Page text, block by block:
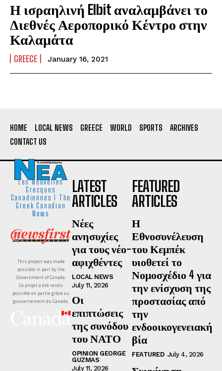
Η ισραηλινή Elbit αναλαμβάνει το
Διεθνές Αεροπορικό Κέντρο στην
Καλαμάτα
GREECE January 16, 2021
HOME LOCAL NEWS GREECE WORLD SPORTS
ARCHIVES
CONTACT US
Les Nouvelles
Grecques
Canadiennes I The
Greek Canadian
News
This project was made
possible in part by the
Government of Canada.
Ce projet a été rendu
possible en partie grâce au
gouvernement du Canada.
LATEST
ARTICLES
Νέες
ανησυχίες
για τους νέο-
αφιχθέντες
LOCAL NEWS
July 11, 2026
Οι
επιπτώσεις
της συνόδου
του ΝΑΤΟ
OPINION GEORGE
GUZMAS
July 11, 2026
FEATURED
ARTICLES
Η
Εθνοσυνέλευση
του Κεμπέκ
υιοθετεί το
Νομοσχέδιο 4 για
την ενίσχυση της
προστασίας από
την
ενδοοικογενειακή
βία
FEATURED July 4, 2026